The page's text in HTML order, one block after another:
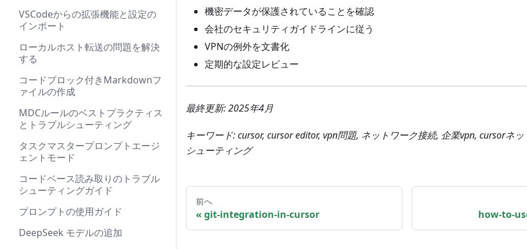
VSCodeからの拡張機能と設定の
インポート
ローカルホスト転送の問題を解決
する
コードブロック付きMarkdownフ
ァイルの作成
MDCルールのベストプラクティス
とトラブルシューティング
タスクマスタープロンプトエージ
ェントモード
コードベース読み取りのトラブル
シューティングガイド
プロンプトの使用ガイド
DeepSeek モデルの追加
機密データが保護されていることを確認
会社のセキュリティガイドラインに従う
VPNの例外を文書化
定期的な設定レビュー
最終更新: 2025年4月
キーワード: cursor, cursor editor, vpn問題, ネットワーク接続, 企業vpn, cursorネ
シューティング
前へ
git-integration-in-cursor how-to-